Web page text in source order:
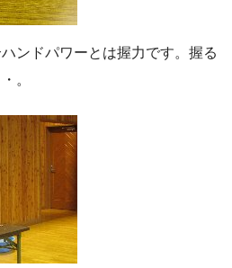
ンドパワーとは握力です。握る
。